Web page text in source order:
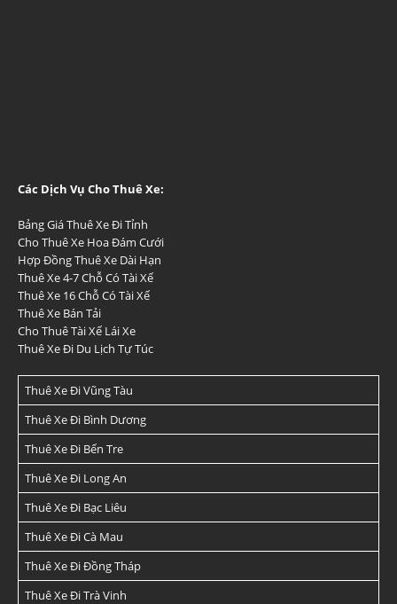
Các Dịch Vụ Cho Thuê Xe:
Bảng Giá Thuê Xe Đi Tỉnh
Cho Thuê Xe Hoa Đám Cưới
Hợp Đồng Thuê Xe Dài Hạn
Thuê Xe 4-7 Chỗ Có Tài Xế
Thuê Xe 16 Chỗ Có Tài Xế
Thuê Xe Bán Tải
Cho Thuê Tài Xế Lái Xe
Thuê Xe Đi Du Lịch Tự Túc
Thuê Xe Đi Vũng Tàu
Thuê Xe Đi Bình Dương
Thuê Xe Đi Bến Tre
Thuê Xe Đi Long An
Thuê Xe Đi Bạc Liêu
Thuê Xe Đi Cà Mau
Thuê Xe Đi Đồng Tháp
Thuê Xe Đi Trà Vinh